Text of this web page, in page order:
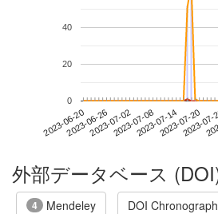
2023-06-202023-06-262023-07-022023-07-082023-07-142023-07-20
2023-
0
20
40
外部データベース
4 Mendeley DOI Chronograph